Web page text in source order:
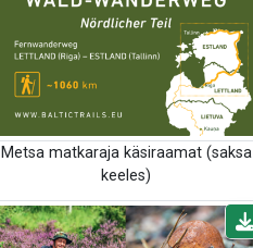
Metsa matkaraja käsiraamat (saksa
keeles)